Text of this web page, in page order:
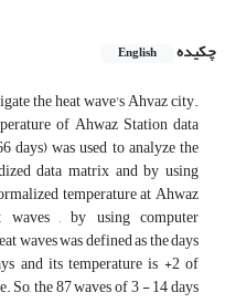
چکیده English
the heat wave's Ahvaz city.
of Ahwaz Station data
days) was used to analyze the
data matrix and by using
temperature at Ahwaz
, by using computer
waves was defined as the days
and its temperature is +2 of
So, the 87 waves of 3 - 14 days